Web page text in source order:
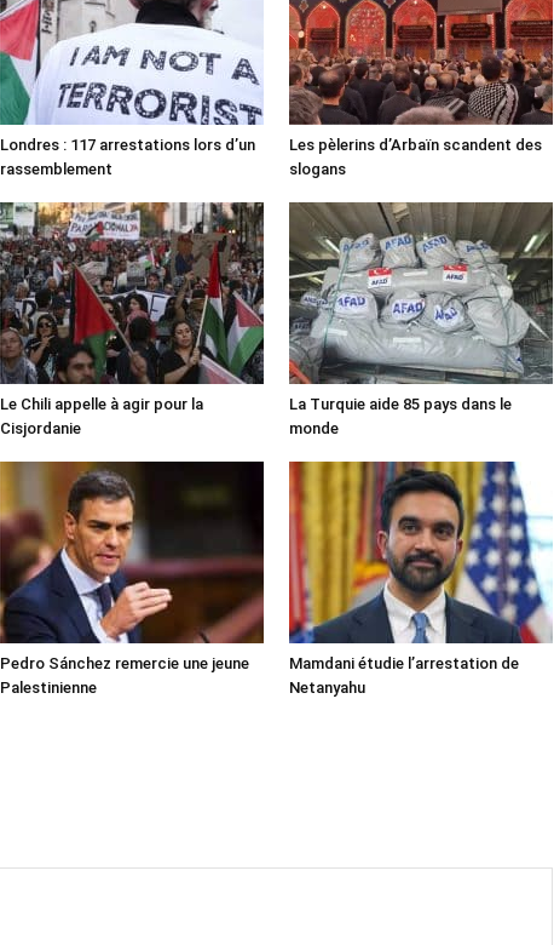
Londres : 117 arrestations lors d’un
rassemblement
Les pèlerins d’Arbaïn scandent des
slogans
Le Chili appelle à agir pour la
Cisjordanie
La Turquie aide 85 pays dans le
monde
Pedro Sánchez remercie une jeune
Palestinienne
Mamdani étudie l’arrestation de
Netanyahu